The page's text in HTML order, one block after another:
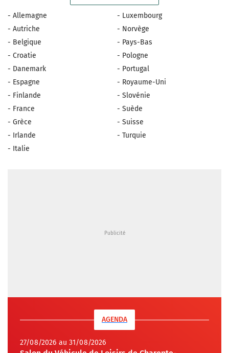
- Allemagne
- Autriche
- Belgique
- Croatie
- Danemark
- Espagne
- Finlande
- France
- Grèce
- Irlande
- Italie
- Luxembourg
- Norvège
- Pays-Bas
- Pologne
- Portugal
- Royaume-Uni
- Slovénie
- Suède
- Suisse
- Turquie
AGENDA
27/08/2026 au 31/08/2026